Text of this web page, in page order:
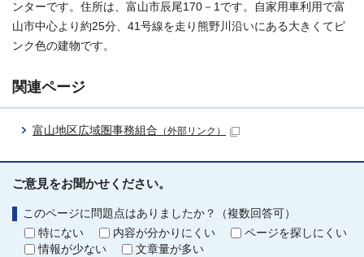
ンターです。住所は、富山市辰尾170－1です。自家用車利用で富
山市中心より約25分、41号線を走り熊野川沿いにある大きくてピ
ンク色の建物です。
関連ページ
富山地区広域圏事務組合 （外部リンク）
ご意見をお聞かせください。
このページに問題点はありましたか？（複数回答可）
特にない
内容が分かりにくい
ページを探しにくい
情報が少ない
文章量が多い